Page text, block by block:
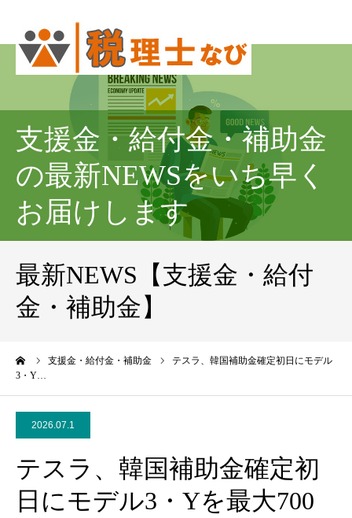
支援金・給付金・補助金
の最新NEWSをいち早く
お届けします
最新NEWS【支援金・給付
金・補助金】
支援金・給付金・補助金
テスラ、韓国補助金確定初日にモデル
3・Y…
2026.07.1
テスラ、韓国補助金確定初
日にモデル3・Yを最大700